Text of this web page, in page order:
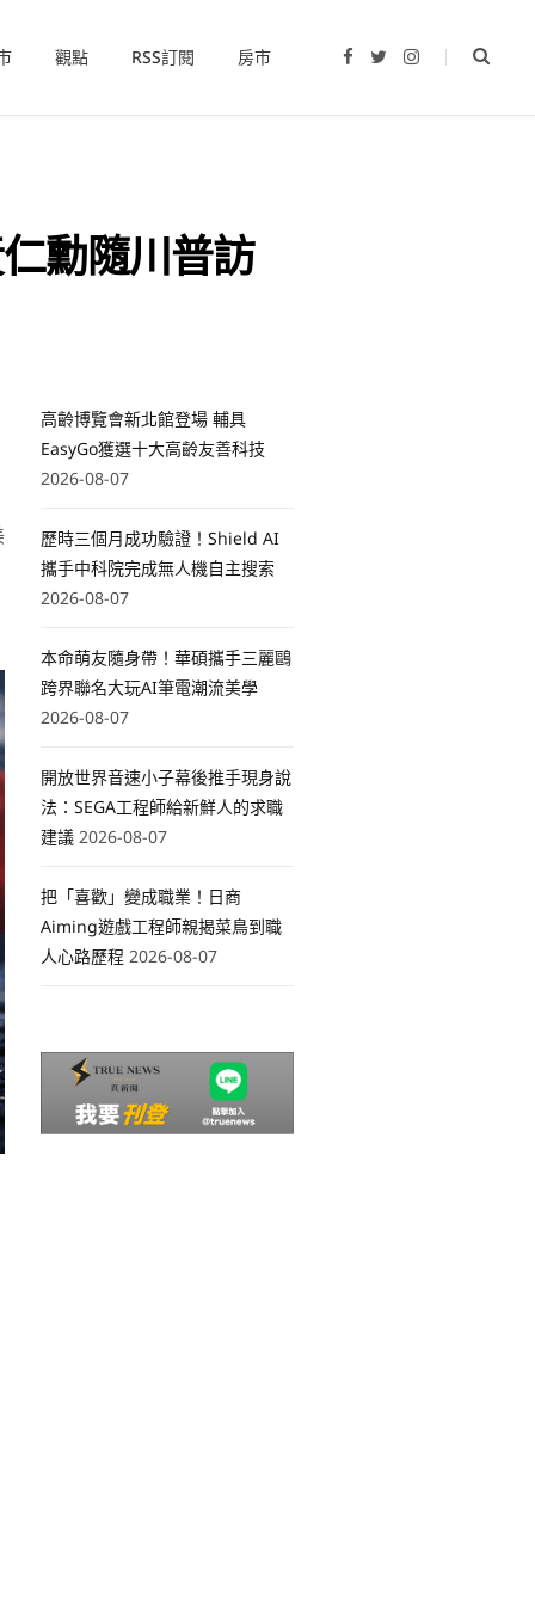
觀點 RSS訂閱 房市
I
勳隨川普訪
高齡博覽會新北館登場 輔具
EasyGo獲選十大高齡友善科技
2026-08-07
歷時三個月成功驗證！Shield AI
攜手中科院完成無人機自主搜索
2026-08-07
本命萌友隨身帶！華碩攜手三麗鷗
跨界聯名大玩AI筆電潮流美學
2026-08-07
開放世界音速小子幕後推手現身說
法：SEGA工程師給新鮮人的求職
建議 2026-08-07
把「喜歡」變成職業！日商
Aiming遊戲工程師親揭菜鳥到職
人心路歷程 2026-08-07